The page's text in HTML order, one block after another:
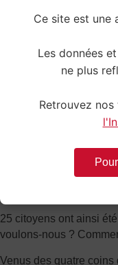
sur les perspectives
concertation, aucune
simple chez nos
enfin trouvé LA
Le concept :
Vieillissement de la
problématiques
socio-professionnelle.
25 citoyens ont ainsi
voulons-nous ?
Venus des quatre coins
Ce site est une
Les données
ne plus
Retrouvez